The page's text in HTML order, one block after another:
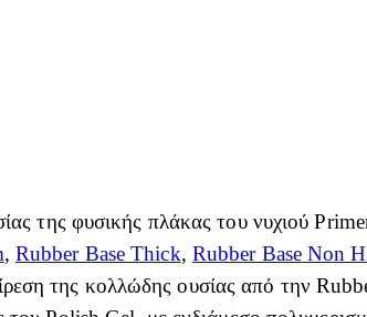
της φυσικής πλάκας του νυχιού
, Rubber Base Thick, Rubber Base Non
της κολλώδης ουσίας από την